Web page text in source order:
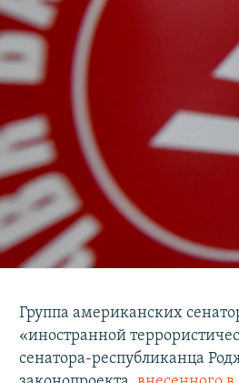
Группа американских
«иностранной
сенатора-республиканца